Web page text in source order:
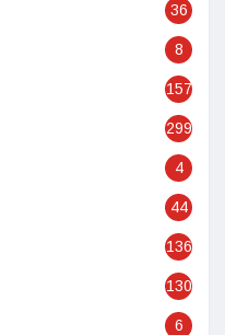
36
8
157
299
4
44
136
130
6